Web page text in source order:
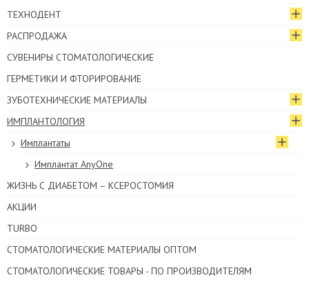
ТЕХНОДЕНТ
РАСПРОДАЖА
СУВЕНИРЫ СТОМАТОЛОГИЧЕСКИЕ
ГЕРМЕТИКИ И ФТОРИРОВАНИЕ
ЗУБОТЕХНИЧЕСКИЕ МАТЕРИАЛЫ
ИМПЛАНТОЛОГИЯ
Имплантаты
Имплантат AnyOne
ЖИЗНЬ С ДИАБЕТОМ – КСЕРОСТОМИЯ
АКЦИИ
TURBO
СТОМАТОЛОГИЧЕСКИЕ МАТЕРИАЛЫ ОПТОМ
СТОМАТОЛОГИЧЕСКИЕ ТОВАРЫ - ПО ПРОИЗВОДИТЕЛЯМ